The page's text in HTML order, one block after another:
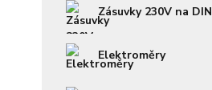
Zásuvky 230V na DIN
Elektroměry